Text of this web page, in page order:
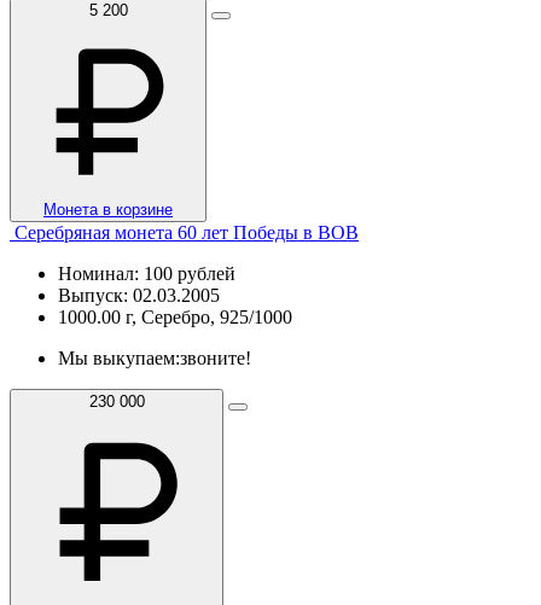
5 200
Монета в корзине
Серебряная монета 60 лет Победы в ВОВ
Номинал: 100 рублей
Выпуск: 02.03.2005
1000.00 г, Серебро, 925/1000
Мы выкупаем:звоните!
230 000